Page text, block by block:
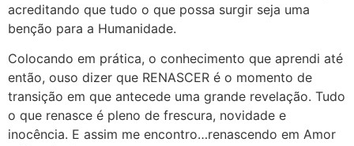
acreditando que tudo o que possa surgir seja uma
benção para a Humanidade.
Colocando em prática, o conhecimento que aprendi até
então, ouso dizer que RENASCER é o momento de
transição em que antecede uma grande revelação. Tudo
o que renasce é pleno de frescura, novidade e
inocência. E assim me encontro…renascendo em Amor